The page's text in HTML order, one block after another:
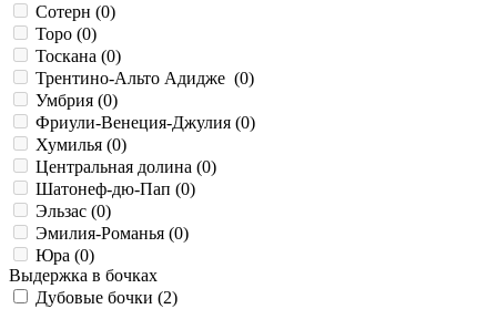
Сотерн (0)
Торо (0)
Тоскана (0)
Трентино-Альто Адидже (0)
Умбрия (0)
Фриули-Венеция-Джулия (0)
Хумилья (0)
Центральная долина (0)
Шатонеф-дю-Пап (0)
Эльзас (0)
Эмилия-Романья (0)
Юра (0)
Выдержка в бочках
Дубовые бочки (2)